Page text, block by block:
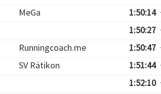
MeGa 1:50:14
1:50:27
Runningcoach.me 1:50:47
SV Rätikon 1:51:44
1:52:10